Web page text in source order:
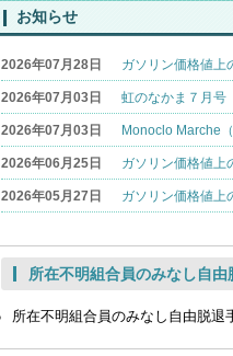
お知らせ
2026年07月28日 ガソリン価格値上
2026年07月03日 虹のなかま７月
2026年07月03日 Monoclo Marche
2026年06月25日 ガソリン価格値上
2026年05月27日 ガソリン価格値上
所在不明組合員のみなし自
所在不明組合員のみなし自由脱退